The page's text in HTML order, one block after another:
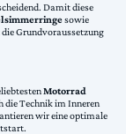
Damit diese
sowie
Grundvoraussetzung
Motorrad
die Technik im Inneren
wir eine optimale